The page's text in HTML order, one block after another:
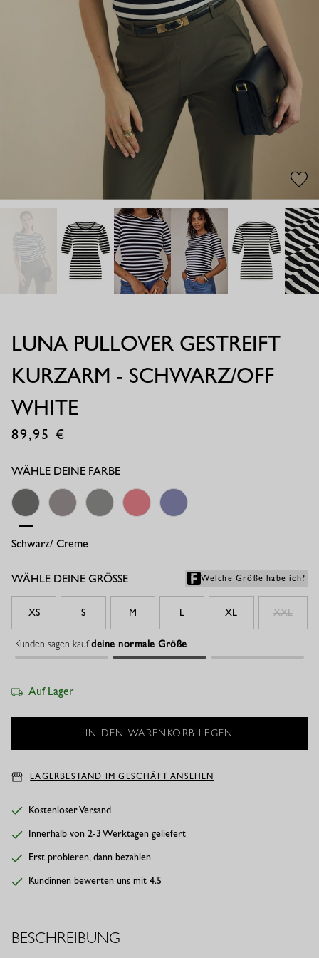
LUNA PULLOVER GESTREIFT
KURZARM - SCHWARZ/OFF
WHITE
89,95
WÄHLE DEINE FARBE
Schwarz/ Creme
Creme/ Espresso
Creme/ Dunkelblau
WÄHLE DEINE GRÖSSE Welche Größe habe ich?
XS S M L XL XXL
Kunden sagen kaufdeine normale Größe
Auf Lager
LAGERBESTAND IM GESCHÄFT ANSEHEN
Kostenloser Versand
Innerhalb von 2-3 Werktagen geliefert
Erst probieren, dann bezahlen
Kundinnen bewerten uns mit 4.5
BESCHREIBUNG